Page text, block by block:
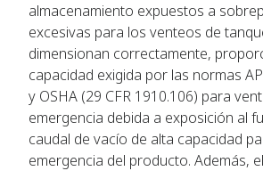
almacenamiento expuestos a
excesivas para los venteos de
dimensionan correctamente,
capacidad exigida por las normas
y OSHA (29 CFR 1910.106) para
emergencia debida a exposición al
caudal de vacío de alta capacidad
emergencia del producto. Además,